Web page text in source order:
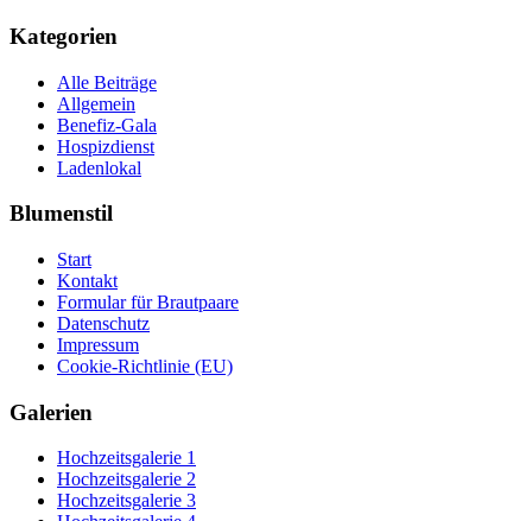
teilen
(Wird
neuem
Fenster
geöffnet)
teilen
neuem
Fenster
geöffnet)
Kategorien
Alle Beiträge
Allgemein
Benefiz-Gala
Hospizdienst
Ladenlokal
Blumenstil
Start
Kontakt
Formular für Brautpaare
Datenschutz
Impressum
Cookie-Richtlinie (EU)
Galerien
Hochzeitsgalerie 1
Hochzeitsgalerie 2
Hochzeitsgalerie 3